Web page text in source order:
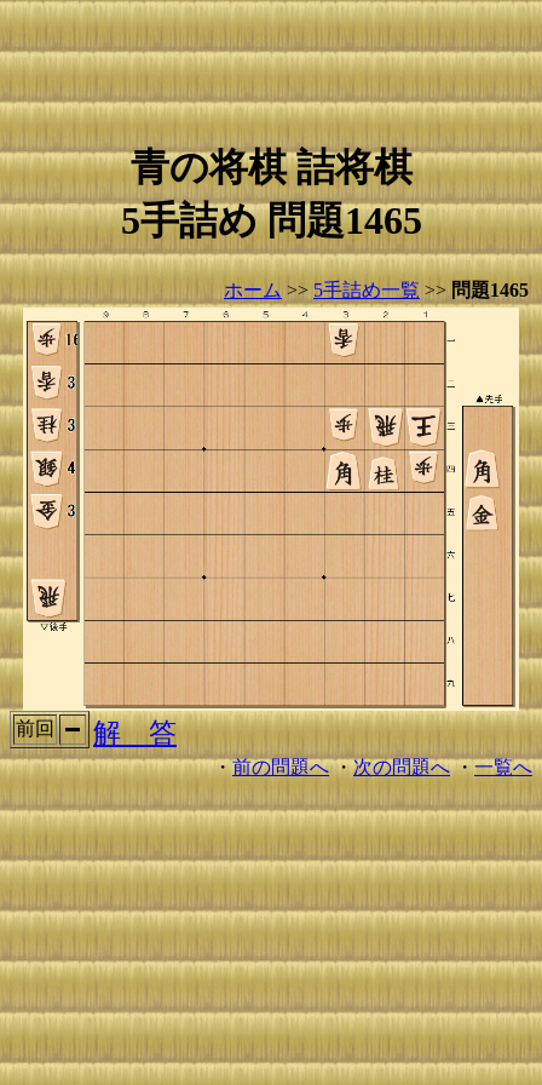
青の将棋 詰将棋
5手詰め 問題1465
ホーム >> 5手詰め一覧 >> 問題1465
前回 解 答
・前の問題へ・次の問題へ・一覧へ